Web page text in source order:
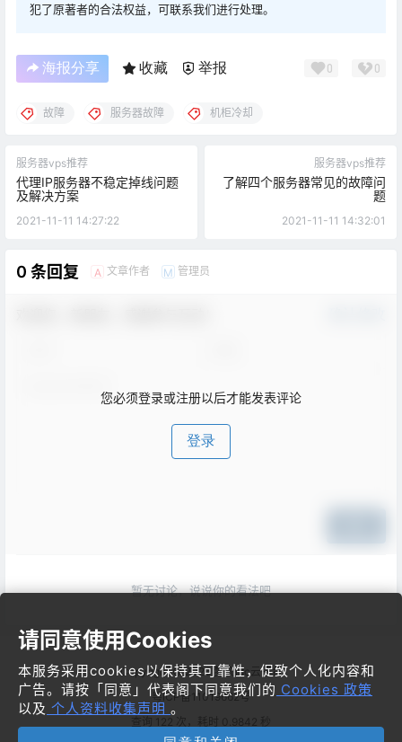
犯了原著者的合法权益，可联系我们进行处理。
海报分享 收藏 举报 0 0
故障 服务器故障 机柜冷却
服务器vps推荐
代理IP服务器不稳定掉线问题
及解决方案
2021-11-11 14:27:22
服务器vps推荐
了解四个服务器常见的故障问
题
2021-11-11 14:32:01
0 条回复 A 文章作者 M 管理员
您必须登录或注册以后才能发表评论
登录
暂无讨论，说说你的看法吧
Copyright © 2026梦飞idc云平台
粤ICP备11019662号
查询 122 次，耗时 0.9842 秒
请同意使用Cookies
本服务采用cookies以保持其可靠性，促致个人化内容和
广告。请按「同意」代表阁下同意我们的 Cookies 政策
以及 个人资料收集声明 。